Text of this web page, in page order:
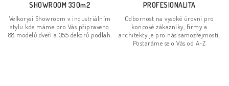
v
y
á
n
SHOWROOM 330m2
Velkorysí Showroom v industriálním
stylu kde máme pro Vás připraveno
88 modelů dveří a 355 dekorů podlah.
PROFESIONALITA
Odbornost na vysoké úrovni pro
koncové zákazníky, firmy a
architekty je pro nás samozřejmostí.
Postaráme se o Vás od A-Z